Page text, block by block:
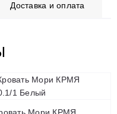
Доставка и оплата